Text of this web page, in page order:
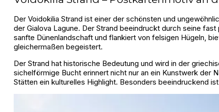
Der Voidokilia Strand ist einer der schönsten und
der Gialova Lagune. Der Strand beeindruckt durch seine
sanfte Dünenlandschaft und flankiert von felsigen Hügeln,
gleichermaßen begeistert.
Der Strand hat historische Bedeutung und wird in der
sichelförmige Bucht erinnert nicht nur an ein Kunstwerk der
Stätten ein kulturelles Highlight. Besonders beeindruckend